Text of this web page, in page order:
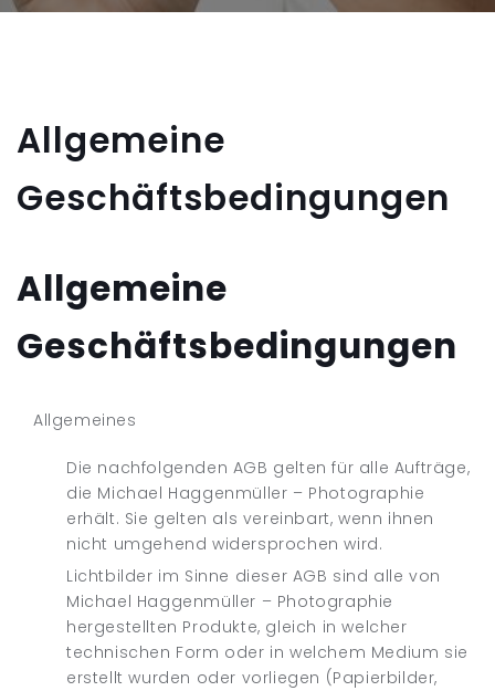
Allgemeine
Geschäftsbedingungen
Allgemeine
Geschäftsbedingungen
Allgemeines
Die nachfolgenden AGB gelten für alle Aufträge,
die Michael Haggenmüller – Photographie
erhält. Sie gelten als vereinbart, wenn ihnen
nicht umgehend widersprochen wird.
Lichtbilder im Sinne dieser AGB sind alle von
Michael Haggenmüller – Photographie
hergestellten Produkte, gleich in welcher
technischen Form oder in welchem Medium sie
erstellt wurden oder vorliegen (Papierbilder,